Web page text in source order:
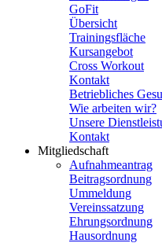
GoFit
Übersicht
Trainingsfläche
Kursangebot
Cross Workout
Kontakt
Betriebliches
Wie arbeiten wir?
Unsere
Kontakt
Mitgliedschaft
Aufnahmeantrag
Beitragsordnung
Ummeldung
Vereinssatzung
Ehrungsordnung
Hausordnung